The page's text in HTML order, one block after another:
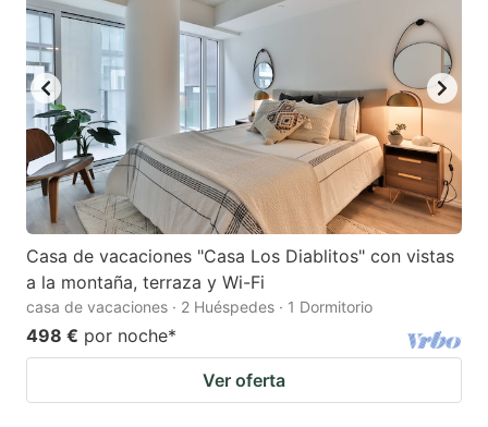
mark
key
to
get
the
keyboard
shortcuts
for
changing
dates.
to
get
the
keyboard
shortcuts
for
dates.
Casa de vacaciones "Casa Los Diablitos" con vistas
a la montaña, terraza y Wi-Fi
casa de vacaciones · 2 Huéspedes · 1 Dormitorio
498 € por noche*
Ver oferta